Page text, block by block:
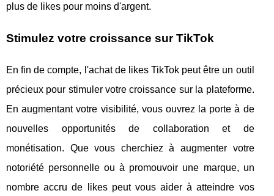
plus de likes pour moins d'argent.
Stimulez votre croissance sur TikTok
En fin de compte, l'achat de likes TikTok peut être un outil
précieux pour stimuler votre croissance sur la plateforme.
En augmentant votre visibilité, vous ouvrez la porte à de
nouvelles opportunités de collaboration et de
monétisation. Que vous cherchiez à augmenter votre
notoriété personnelle ou à promouvoir une marque, un
nombre accru de likes peut vous aider à atteindre vos